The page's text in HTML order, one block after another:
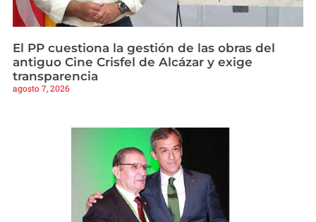
El PP cuestiona la gestión de las obras del
antiguo Cine Crisfel de Alcázar y exige
transparencia
agosto 7, 2026